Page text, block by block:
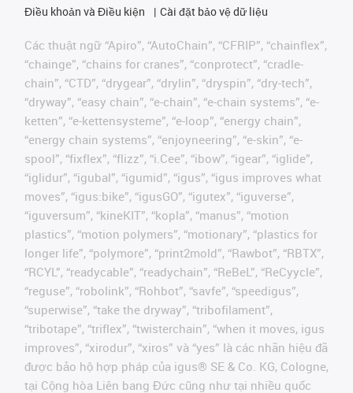
Điều khoản và Điều kiện
Cài đặt bảo vệ dữ liệu
Các thuật ngữ “Apiro”, “AutoChain”, “CFRIP”, “chainflex”,
“chainge”, “chains for cranes”, “conprotect”, “cradle-
chain”, “CTD”, “drygear”, “drylin”, “dryspin”, “dry-tech”,
“dryway”, “easy chain”, “e-chain”, “e-chain systems”, “e-
ketten”, “e-kettensysteme”, “e-loop”, “energy chain”,
“energy chain systems”, “enjoyneering”, “e-skin”, “e-
spool”, “fixflex”, “flizz”, “i.Cee”, “ibow”, “igear”, “iglide”,
“iglidur”, “igubal”, “igumid”, “igus”, “igus improves what
moves”, “igus:bike”, “igusGO”, “igutex”, “iguverse”,
“iguversum”, “kineKIT”, “kopla”, “manus”, “motion
plastics”, “motion polymers”, “motionary”, “plastics for
longer life”, “polymore”, “print2mold”, “Rawbot”, “RBTX”,
“RCYL”, “readycable”, “readychain”, “ReBeL”, “ReCyycle”,
“reguse”, “robolink”, “Rohbot”, “savfe”, “speedigus”,
“superwise”, “take the dryway”, “tribofilament”,
“tribotape”, “triflex”, “twisterchain”, “when it moves, igus
improves”, “xirodur”, “xiros” và “yes” là các nhãn hiệu đã
được bảo hộ hợp pháp của igus® SE & Co. KG, Cologne,
tại Cộng hòa Liên bang Đức cũng như tại nhiều quốc